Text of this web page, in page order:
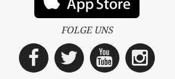
FOLGE UNS
Facebook
Twitter